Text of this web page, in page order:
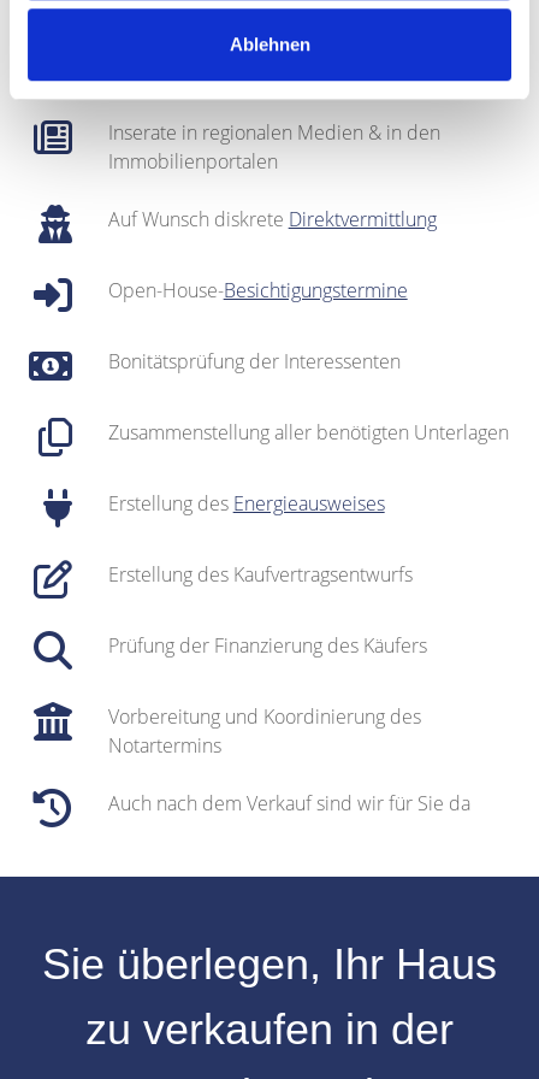
Ablehnen
Regionales Netzwerk inklusive sehr gut
gepflegterInteressentenkartei
Inserate in regionalen Medien & in den
Immobilienportalen
Auf Wunsch diskrete Direktvermittlung
Open-House-Besichtigungstermine
Bonitätsprüfung der Interessenten
Zusammenstellung aller benötigten Unterlagen
Erstellung des Energieausweises
Erstellung des Kaufvertragsentwurfs
Prüfung der Finanzierung des Käufers
Vorbereitung und Koordinierung des
Notartermins
Auch nach dem Verkauf sind wir für Sie da
Sie überlegen, Ihr Haus
zu verkaufen in der